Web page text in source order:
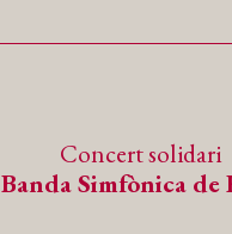
Concert solidari
Banda Simfònica de